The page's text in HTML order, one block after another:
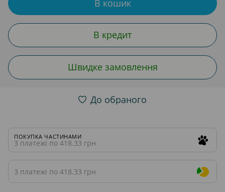
В кошик
В кредит
Швидке замовлення
До обраного
ПОКУПКА ЧАСТИНАМИ
3 платежі по 418.33 грн
3 платежі по 418.33 грн